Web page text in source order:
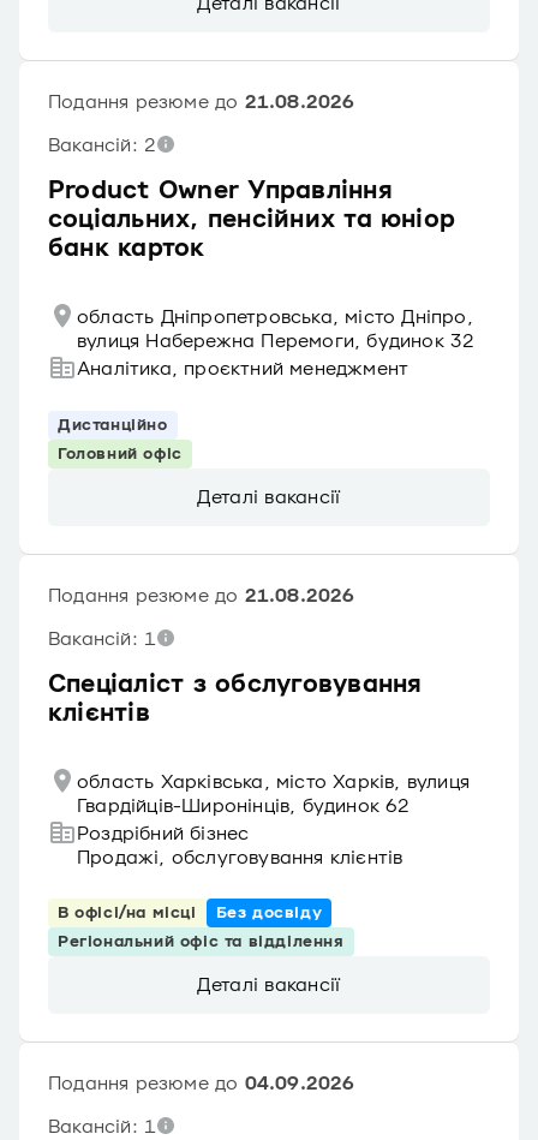
Product Owner Управління
соціальних, пенсійних та юніор
банк карток
Подання резюме до 21.08.2026
Вакансій: 2
область Дніпропетровська, місто Дніпро,
вулиця Набережна Перемоги, будинок 32
Аналітика, проєктний менеджмент
Дистанційно
Головний офіс
Деталі вакансії
Спеціаліст з обслуговування
клієнтів
Подання резюме до 21.08.2026
Вакансій: 1
область Харківська, місто Харків, вулиця
Гвардійців-Широнінців, будинок 62
Роздрібний бізнес
Продажі, обслуговування клієнтів
В офісі/на місці
Без досвіду
Регіональний офіс та відділення
Деталі вакансії
Подання резюме до 04.09.2026
Вакансій: 1